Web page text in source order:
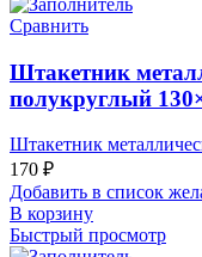
Сравнить
Штакетник
полукруглый
Штакетник
170 ₽
Добавить в список
В корзину
Быстрый просмотр